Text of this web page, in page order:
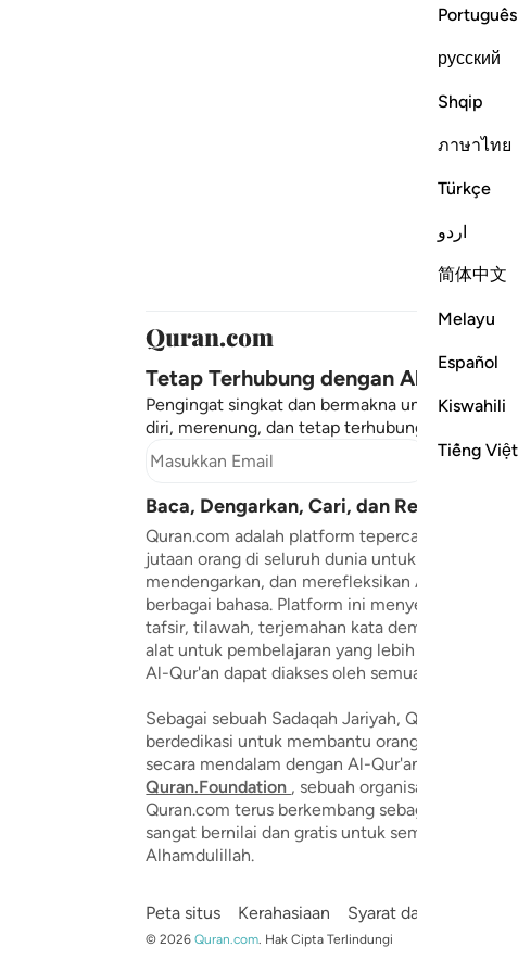
Português
русский
Shqip
ภาษาไทย
Türkçe
اردو
简体中文
Melayu
Español
Kiswahili
Tiếng Việt
Tetap Terhubung dengan Al-Quran ❤️
Pengingat singkat dan bermakna untuk
diri, merenung, dan tetap terhubung dengan Al-
Baca, Dengarkan, Cari, dan Renungkan Al
Quran.com adalah platform tepercaya yang
jutaan orang di seluruh dunia untuk membaca,
mendengarkan, dan merefleksikan Al-Qur'an
berbagai bahasa. Platform ini menyediakan
tafsir, tilawah, terjemahan kata demi kata, dan
alat untuk pembelajaran yang lebih mendalam,
Al-Qur'an dapat diakses oleh semua orang.
Sebagai sebuah Sadaqah Jariyah, Quran.com
berdedikasi untuk membantu orang-orang
secara mendalam dengan Al-Qur'an. Didukung
Quran.Foundation , sebuah organisasi nirlaba
Quran.com terus berkembang sebagai referensi
sangat bernilai dan gratis untuk semua orang,
Alhamdulillah.
Peta situs Kerahasiaan Syarat dan Ketentuan
©2026 Quran.com Hak Cipta Terlindungi